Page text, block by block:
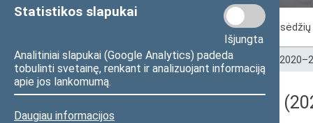
Statistikos slapukai
Išjungta
Analitiniai slapukai (Google Analytics) padeda
tobulinti svetainę, renkant ir analizuojant informaciją
apie jos lankomumą.
Daugiau informacijos
Posėdžiai
Pradžia>Seimo posėdžiai>Kadencijos
Darbotvarkės klausimas